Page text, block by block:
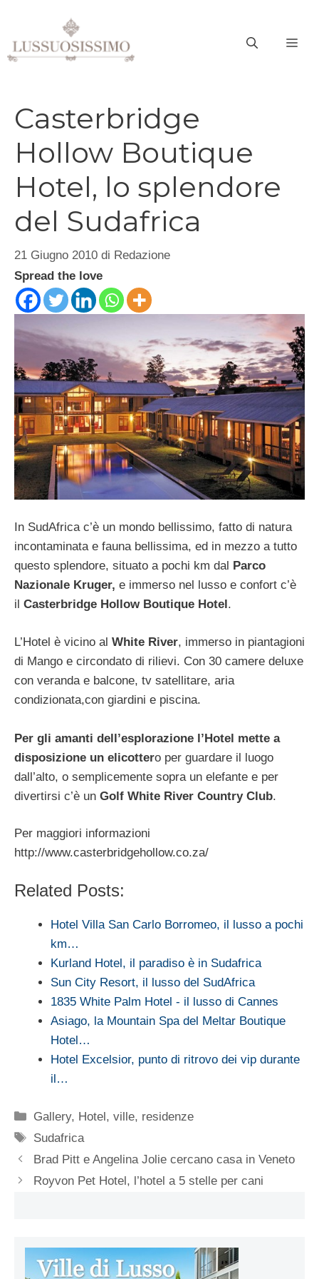
contenuto
Casterbridge
Hollow Boutique
Hotel, lo splendore
del Sudafrica
21 Giugno 2010 di Redazione
Spread the love
In SudAfrica c’è un mondo bellissimo, fatto di natura
incontaminata e fauna bellissima, ed in mezzo a tutto
questo splendore, situato a pochi km dal Parco
Nazionale Kruger, e immerso nel lusso e confort c’è
il Casterbridge Hollow Boutique Hotel .
L’Hotel è vicino al White River, immerso in piantagioni
di Mango e circondato di rilievi. Con 30 camere deluxe
con veranda e balcone, tv satellitare, aria
condizionata,con giardini e piscina.
Per gli amanti dell’esplorazione l’Hotel mette a
disposizione un elicottero per guardare il luogo
dall’alto, o semplicemente sopra un elefante e per
divertirsi c’è un Golf White River Country Club.
Per maggiori informazioni
http://www.casterbridgehollow.co.za/
Related Posts:
Hotel Villa San Carlo Borromeo, il lusso a pochi
km…
Kurland Hotel, il paradiso è in Sudafrica
Sun City Resort, il lusso del SudAfrica
1835 White Palm Hotel - il lusso di Cannes
Asiago, la Mountain Spa del Meltar Boutique
Hotel…
Hotel Excelsior, punto di ritrovo dei vip durante
il…
Categorie
Gallery, Hotel, ville, residenze
Tag
Sudafrica
Brad Pitt e Angelina Jolie cercano casa in Veneto
Royvon Pet Hotel, l’hotel a 5 stelle per cani